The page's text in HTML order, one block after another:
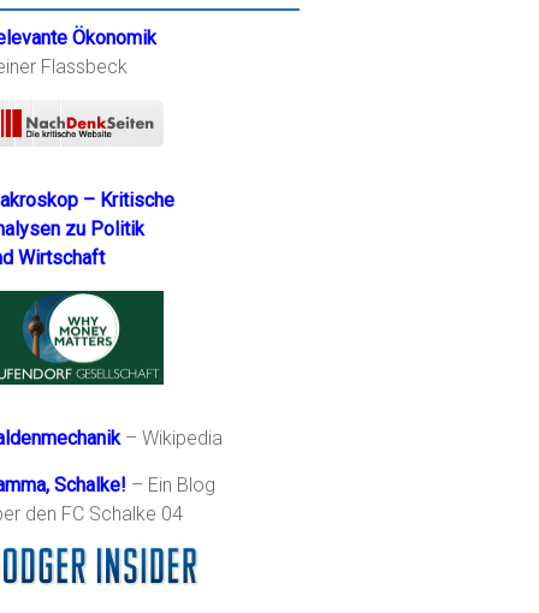
Ökonomik
Flassbeck
– Kritische
zu Politik
Wirtschaft
– Wikipedia
Schalke! – Ein Blog
den FC Schalke 04